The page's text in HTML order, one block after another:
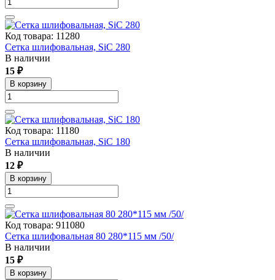
Код товара: 11280
Сетка шлифовальная, SiC 280
В наличии
15 ₽
В корзину
Код товара: 11180
Сетка шлифовальная, SiC 180
В наличии
12 ₽
В корзину
Код товара: 911080
Сетка шлифовальная 80 280*115 мм /50/
В наличии
15 ₽
В корзину